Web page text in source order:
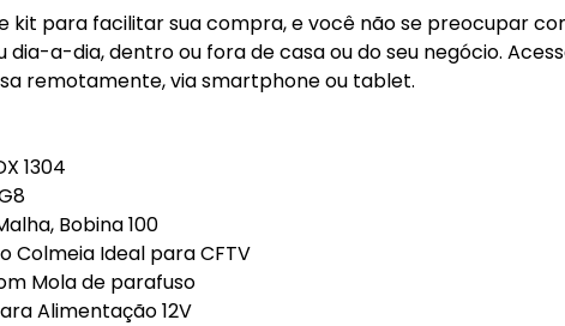
kit para facilitar sua compra, e você não se preocupar
dia-a-dia, dentro ou fora de casa ou do seu negócio.
remotamente, via smartphone ou tablet.
1304
Bobina 100
Colmeia Ideal para CFTV
Mola de parafuso
Alimentação 12V